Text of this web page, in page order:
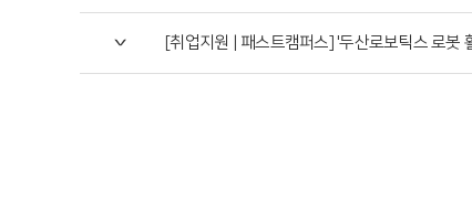
[취업지원 | 패스트캠퍼스] '두산로보틱스 로봇